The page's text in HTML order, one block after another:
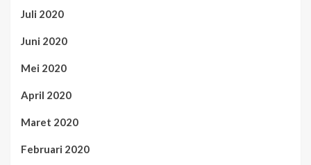
Juli 2020
Juni 2020
Mei 2020
April 2020
Maret 2020
Februari 2020